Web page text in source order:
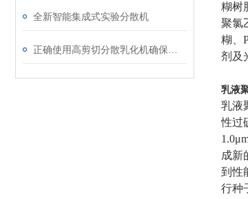
全新智能集成式实验分散机
糊树
聚氯
糊、
剂及
乳液
乳液
性过
成新
到性
行种